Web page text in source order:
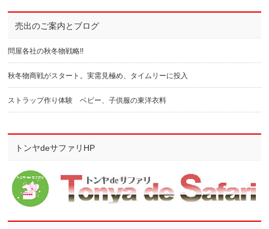
売出のご案内とブログ
問屋各社の秋冬物戦略!!
秋冬物商戦がスタート。実需見極め、タイムリーに投入
ストラップ作り体験 ベビー、子供服の東洋衣料
トンヤdeサファリHP